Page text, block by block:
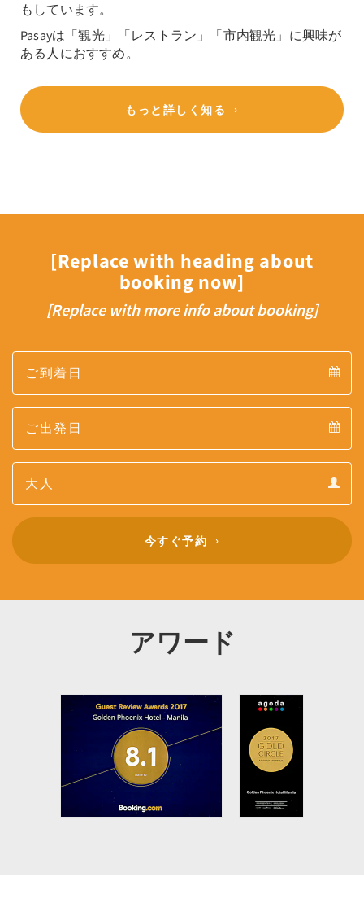
もしています。
Pasayは「観光」「レストラン」「市内観光」に興味が
ある人におすすめ。
もっと詳しく知る
[Replace with heading about
booking now]
[Replace with more info about booking]
今すぐ予約
アワード